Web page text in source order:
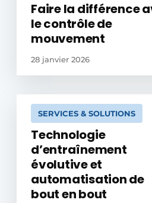
Faire la différence
le contrôle de
mouvement
28 janvier 2026
SERVICES & SOLUTIONS
Technologie
d’entraînement
évolutive et
automatisation de
bout en bout